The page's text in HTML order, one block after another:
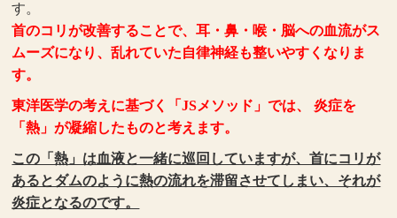
す。
首のコリが改善することで、耳・鼻・喉・脳への血流がス
ムーズになり、乱れていた自律神経も整いやすくなりま
す。
東洋医学の考えに基づく「JSメソッド」では、 炎症を
「熱」が凝縮したものと考えます。
この「熱」は血液と一緒に巡回していますが、首にコリが
あるとダムのように熱の流れを滞留させてしまい、それが
炎症となるのです。